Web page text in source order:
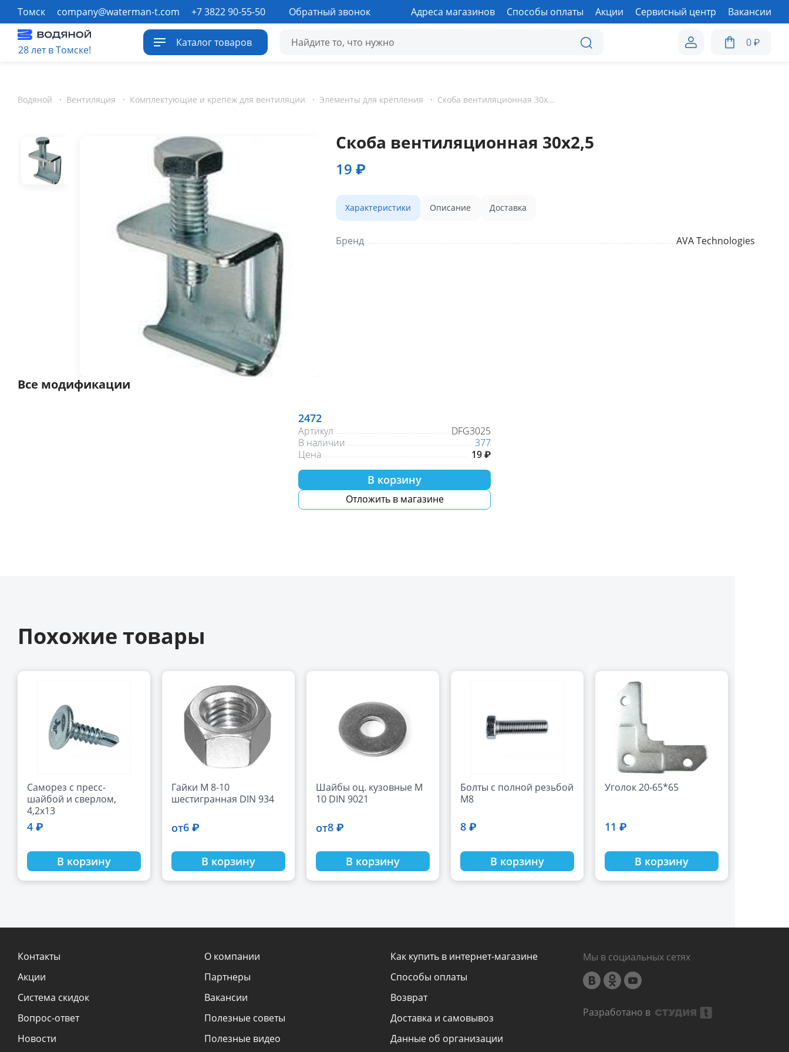
Томск company@waterman-t.com +7 3822 90-55-50 Обратный звонок Адреса магазинов Способы оплаты Акции Сервисный центр Вакансии
28 лет в Томске!
Каталог товаров 0₽
Водяной · Вентиляция · Комплектующие и крепёж для вентиляции · Элементы для крепления · Скоба вентиляционная 30х2,5
Скоба вентиляционная 30х2,5
19 ₽
Характеристики Описание Доставка
Бренд AVA Technologies
Все модификации
2472
Артикул
DFG3025
В наличии
377
Цена
19 ₽
В корзину
Отложить в магазине
Похожие товары
Саморез с пресс-
шайбой и сверлом,
4,2х13
4 ₽
В корзину
Гайки М 8-10
шестигранная DIN 934
от6 ₽
В корзину
Шайбы оц. кузовные М
10 DIN 9021
от8 ₽
В корзину
Болты с полной резьбой
М8
8 ₽
В корзину
Уголок 20-65*65
11 ₽
В корзину
Контакты
Акции
Система скидок
Вопрос-ответ
Новости
О компании
Партнеры
Вакансии
Полезные советы
Полезные видео
Как купить в интернет-магазине
Способы оплаты
Возврат
Доставка и самовывоз
Данные об организации
Мы в социальных сетях
Разработано в